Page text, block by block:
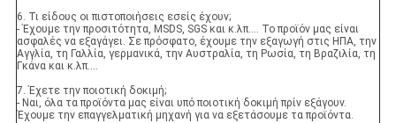
6. Τι είδους οι πιστοποιήσεις εσείς έχουν;
- Έχουμε την προσιτότητα, MSDS, SGS και κ.λπ…. Το προϊόν μας είναι
ασφαλές να εξαγάγει. Σε πρόσφατο, έχουμε την εξαγωγή στις ΗΠΑ, την
Αγγλία, τη Γαλλία, γερμανικά, την Αυστραλία, τη Ρωσία, τη Βραζιλία, τη
Γκάνα και κ.λπ….
7. Έχετε την ποιοτική δοκιμή;
- Ναι, όλα τα προϊόντα μας είναι υπό ποιοτική δοκιμή πρίν εξάγουν.
Έχουμε την επαγγελματική μηχανή για να εξετάσουμε τα προϊόντα.